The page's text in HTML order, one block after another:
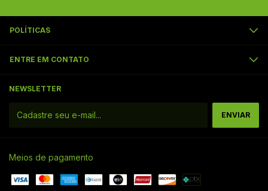
POLÍTICAS
ENTRE EM CONTATO
NEWSLETTER
Meios de pagamento